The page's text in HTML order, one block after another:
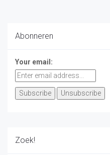
Abonneren
Your email:
Zoek!